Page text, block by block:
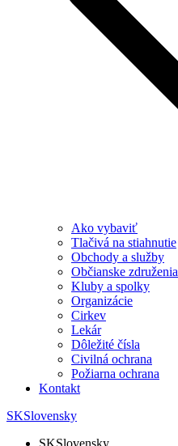
Ako vybaviť
Tlačivá na stiahnutie
Obchody a služby
Občianske združenia
Kluby a spolky
Organizácie
Cirkev
Lekár
Dôležité čísla
Civilná ochrana
Požiarna ochrana
Kontakt
SKSlovensky